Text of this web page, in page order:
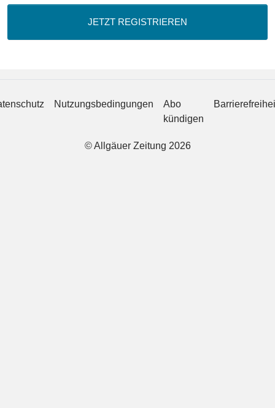
JETZT REGISTRIEREN
Nutzungsbedingungen
Abo
kündigen
© Allgäuer Zeitung 2026